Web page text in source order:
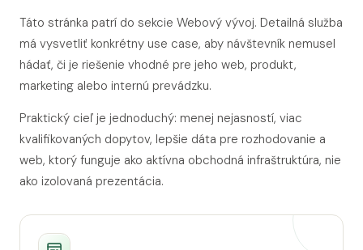
Táto stránka patrí do sekcie Webový vývoj. Detailná služba
má vysvetliť konkrétny use case, aby návštevník nemusel
hádať, či je riešenie vhodné pre jeho web, produkt,
marketing alebo internú prevádzku.
Praktický cieľ je jednoduchý: menej nejasností, viac
kvalifikovaných dopytov, lepšie dáta pre rozhodovanie a
web, ktorý funguje ako aktívna obchodná infraštruktúra, nie
ako izolovaná prezentácia.